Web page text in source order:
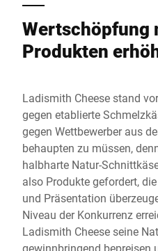
Wertschöpfung
Produkten
Ladismith Cheese stand
gegen etablierte
gegen Wettbewerber aus
behaupten zu müssen,
halbharte Natur-
also Produkte gefordert,
und Präsentation
Niveau der Konkurrenz
Ladismith Cheese seine
gewinnbringend bepreisen